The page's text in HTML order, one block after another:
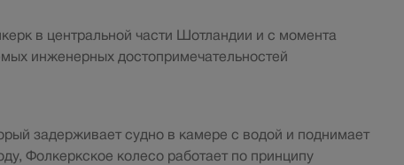
в центральной части Шотландии и с момента
инженерных достопримечательностей
задерживает судно в камере с водой и поднимает
Фолкеркское колесо работает по принципу